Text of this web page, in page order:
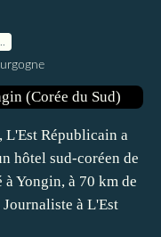
L'Est Républicain a
hôtel sud-coréen de
Yongin, à 70 km de
Journaliste à L'Est